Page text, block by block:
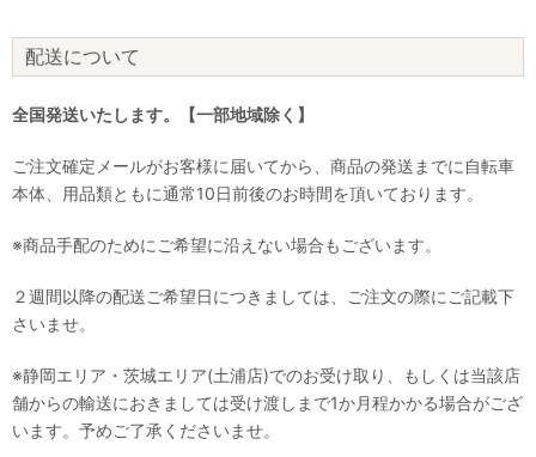
配送について
全国発送いたします。【一部地域除く】
ご注文確定メールがお客様に届いてから、商品の発送までに自転車
本体、用品類ともに通常10日前後のお時間を頂いております。
※商品手配のためにご希望に沿えない場合もございます。
２週間以降の配送ご希望日につきましては、ご注文の際にご記載下
さいませ。
※静岡エリア・茨城エリア(土浦店)でのお受け取り、もしくは当該店
舗からの輸送におきましては受け渡しまで1か月程かかる場合がござ
います。予めご了承くださいませ。